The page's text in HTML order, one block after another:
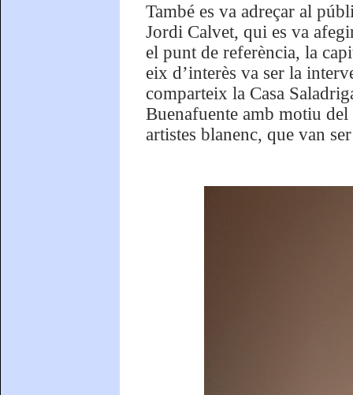
També es va adreçar al
Jordi Calvet, qui es va
el punt de referència, la
eix d’interès va ser la
comparteix la Casa
Buenafuente amb motiu
artistes blanenc, que van